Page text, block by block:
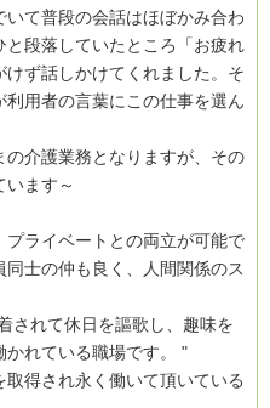
て普段の会話はほぼかみ合わ
段落していたところ「お疲れ
ず話しかけてくれました。そ
用者の言葉にこの仕事を選ん
の介護業務となりますが、その
います～
ライベートとの両立が可能で
士の仲も良く、人間関係のス
されて休日を謳歌し、趣味を
かれている職場です。 "
得され永く働いて頂いている